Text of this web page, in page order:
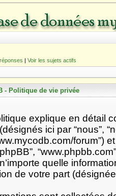
| Voir les sujets actifs
- Politique de vie privée
explique en détail
ici par “nous”,
forum”)
quelle
de votre part